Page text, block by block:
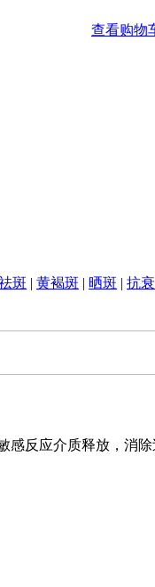
查看购物
斑 | 黄褐斑 | 晒斑 | 抗
反应介质释放，消